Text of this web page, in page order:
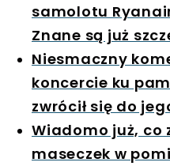
samolotu
Znane są już
Niesmaczny
koncercie ku
zwrócił się do
Wiadomo już, co
maseczek w